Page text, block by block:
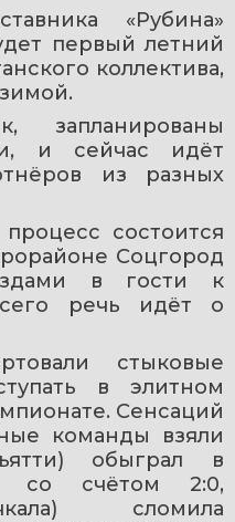
«Рубина»
первый летний
коллектива,
запланированы
и сейчас идёт
из разных
состоится
Соцгород
в гости к
речь идёт о
стыковые
в элитном
Сенсаций
команды взяли
обыграл в
со счётом 2:0,
сломила